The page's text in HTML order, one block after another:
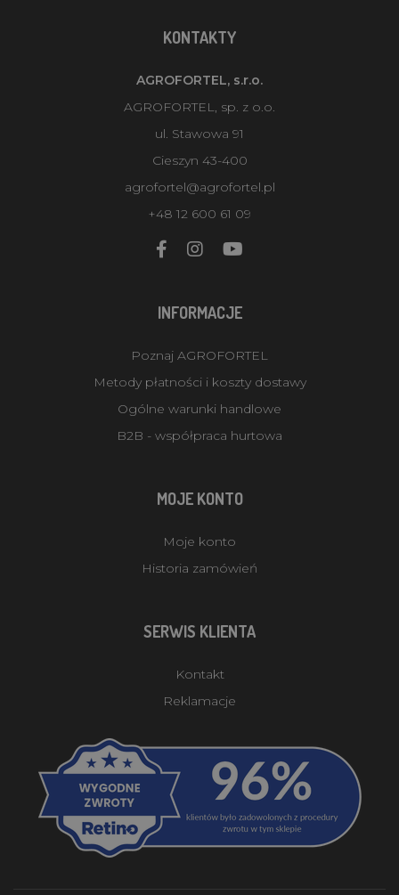
KONTAKTY
AGROFORTEL, s.r.o.
AGROFORTEL, sp. z o.o.
ul. Stawowa 91
Cieszyn 43-400
agrofortel@agrofortel.pl
+48 12 600 61 09
INFORMACJE
Poznaj AGROFORTEL
Metody płatności i koszty dostawy
Ogólne warunki handlowe
B2B - współpraca hurtowa
MOJE KONTO
Moje konto
Historia zamówień
SERWIS KLIENTA
Kontakt
Reklamacje